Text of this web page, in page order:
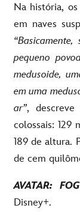
Na história,
em naves
pequeno
medusoide,
em uma
ar”, descreve
colossais: 129
189 de altura.
de cem
AVATAR:
Disney+.